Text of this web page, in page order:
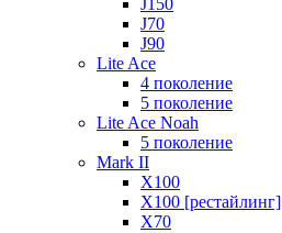
J150
J70
J90
Lite Ace
4 поколение
5 поколение
Lite Ace Noah
5 поколение
Mark II
X100
X100 [рестайлинг]
X70